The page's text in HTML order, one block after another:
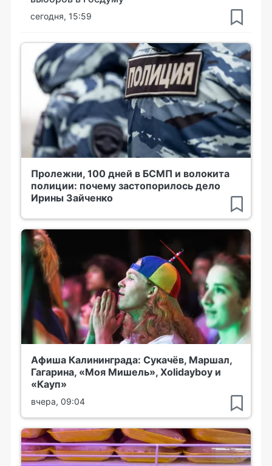
сегодня, 15:59
Пролежни, 100 дней в БСМП и волокита
полиции: почему застопорилось дело
Ирины Зайченко
Афиша Калининграда: Сукачёв, Маршал,
Гагарина, «Моя Мишель», Xolidayboy и
«Кауп»
вчера, 09:04